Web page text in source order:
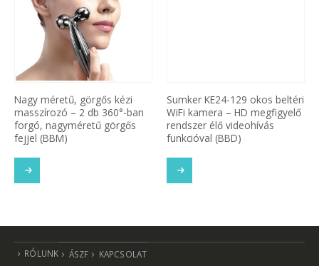
Nagy méretű, görgős kézi
masszírozó – 2 db 360°-ban
forgó, nagyméretű görgős
fejjel (BBM)
Sumker KE24-129 okos beltéri
WiFi kamera – HD megfigyelő
rendszer élő videohívás
funkcióval (BBD)
RÓLUNK ÁSZF KAPCSOLAT